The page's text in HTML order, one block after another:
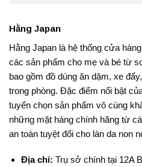
Hằng Japan
Hằng Japan là hệ thống cửa
các sản phẩm cho mẹ và bé từ
bao gồm đồ dùng ăn dặm, xe
trong phòng. Đặc điểm nổi bật
tuyển chọn sản phẩm vô cùng
những mặt hàng chính hãng từ
an toàn tuyệt đối cho làn da non
Địa chỉ: Trụ sở chính tại 12A